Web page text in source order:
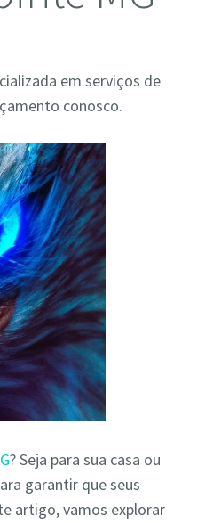
em serviços de
conosco.
? Seja para sua casa ou
garantir que seus
artigo, vamos explorar